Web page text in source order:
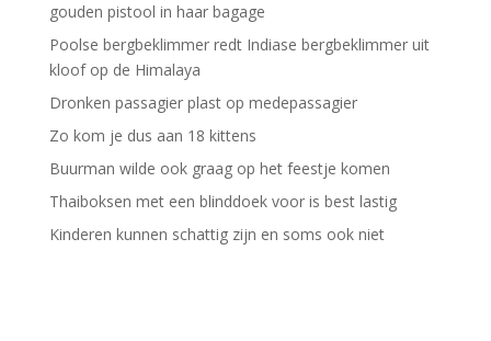
gouden pistool in haar bagage
Poolse bergbeklimmer redt Indiase bergbeklimmer uit
kloof op de Himalaya
Dronken passagier plast op medepassagier
Zo kom je dus aan 18 kittens
Buurman wilde ook graag op het feestje komen
Thaiboksen met een blinddoek voor is best lastig
Kinderen kunnen schattig zijn en soms ook niet